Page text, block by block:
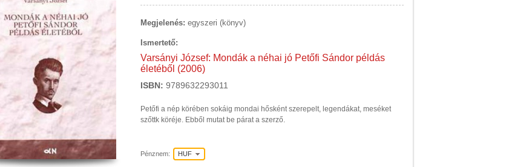
Megjelenés: egyszeri (könyv)
Ismertető:
Varsányi József: Mondák a néhai jó Petőfi Sándor példás
életéből (2006)
ISBN: 9789632293011
Petőfi a nép körében sokáig mondai hősként szerepelt, legendákat, meséket
szőttk köréje. Ebből mutat be párat a szerző.
Pénznem: HUF